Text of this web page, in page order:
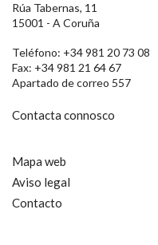
Rúa Tabernas, 11
15001 - A Coruña
Teléfono: +34 981 20 73 08
Fax: +34 981 21 64 67
Apartado de correo 557
Contacta connosco
Mapa web
Aviso legal
Contacto